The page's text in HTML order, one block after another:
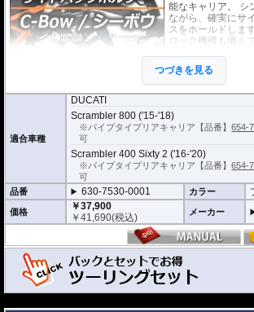
能なキャリア。 シ
ながら、確実にサ
スをホールドしま
ロック機構も備え
※耐加重 : 片側 5kg
を除く)
※サイドケースは別売です。こちらからお求め下さい。
※バッグの搭載位置を 50mm 前方または後方、30mm
る移設キット(オプション)もあります。
つづきを見る
適合車種
DUCATI
Scrambler 800 ('15-'18)
※パイプタイプリアキャリア【品番】654-
可
Scrambler 400 Sixty 2 ('16-'20)
※パイプタイプリアキャリア【品番】654-
可
品番
630-7530-0001 カラー
価格
￥37,900
￥41,690(税込) メーカー